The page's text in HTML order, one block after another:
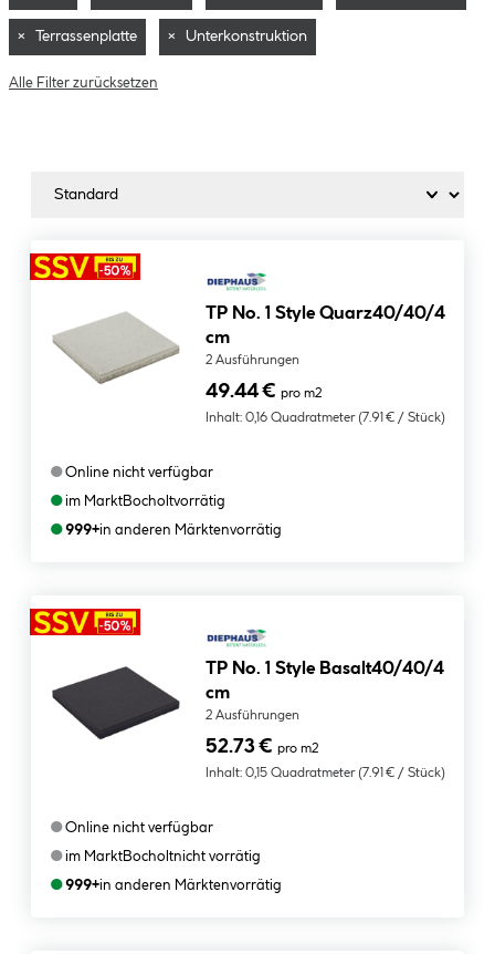
Terrassenplatte
× Unterkonstruktion
×
Alle Filter zurücksetzen
TP No. 1 Style Quarz40/40/4
cm
2 Ausführungen
49.44 €pro m2
Inhalt: 0,16 Quadratmeter (7.91 € / Stück)
●Online nicht verfügbar
●im MarktBocholtvorrätig
●999+in anderen Märktenvorrätig
TP No. 1 Style Basalt40/40/4
cm
2 Ausführungen
52.73 €pro m2
Inhalt: 0,15 Quadratmeter (7.91 € / Stück)
●Online nicht verfügbar
●im MarktBocholtnicht vorrätig
●999+in anderen Märktenvorrätig